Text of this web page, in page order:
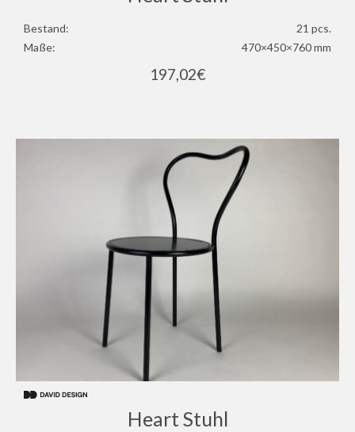
Bestand:
21 pcs.
Maße:
470×450×760 mm
197,02€
Heart Stuhl